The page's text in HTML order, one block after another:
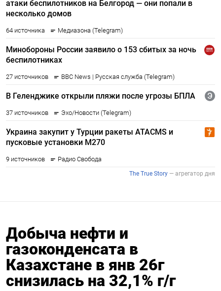
Добыча нефти и
газоконденсата в
Казахстане в янв 26г
снизилась на 32,1% г/г